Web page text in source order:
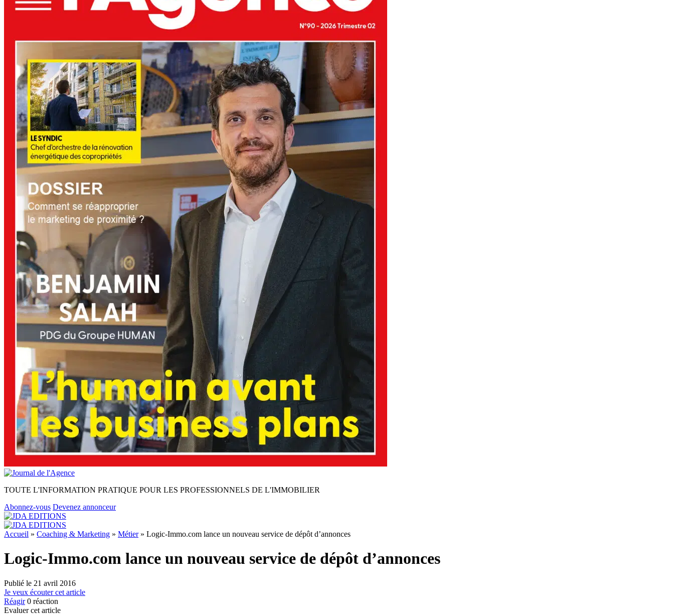
TOUTE L'INFORMATION PRATIQUE POUR LES PROFESSIONNELS DE L'IMMOBILIER
Abonnez-vous Devenez annonceur
Accueil » Coaching & Marketing » Métier» Logic-Immo.com lance un nouveau service de dépôt d’annonces
Logic-Immo.com lance un nouveau service de dépôt d’annonces
Publié le 21 avril 2016
Je veux écouter cet article
Réagir 0 réaction
Evaluer cet article